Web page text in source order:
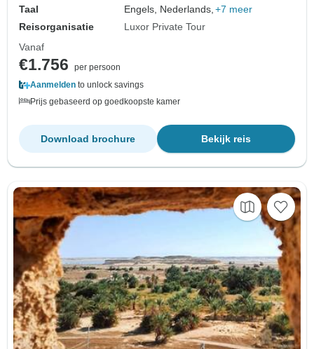
Taal
Engels, Nederlands, +7 meer
Reisorganisatie
Luxor Private Tour
Vanaf
€1.756
per persoon
Aanmelden to unlock savings
Prijs gebaseerd op goedkoopste kamer
Bekijk reis
Download brochure